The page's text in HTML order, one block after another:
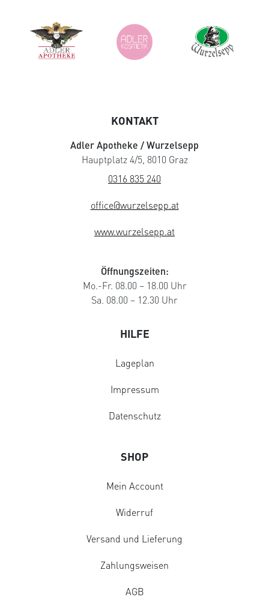
KONTAKT
Adler Apotheke / Wurzelsepp
Hauptplatz 4/5, 8010 Graz
0316 835 240
office@wurzelsepp.at
www.wurzelsepp.at
Öffnungszeiten:
Mo.-Fr. 08.00 – 18.00 Uhr
Sa. 08.00 – 12.30 Uhr
HILFE
Lageplan
Impressum
Datenschutz
SHOP
Mein Account
Widerruf
Versand und Lieferung
Zahlungsweisen
AGB